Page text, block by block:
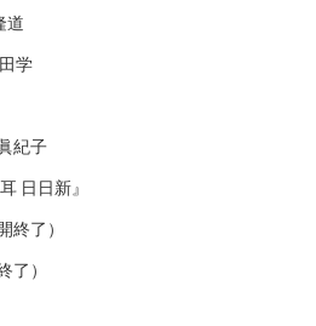
道
学
紀子
日日新』
了）
）